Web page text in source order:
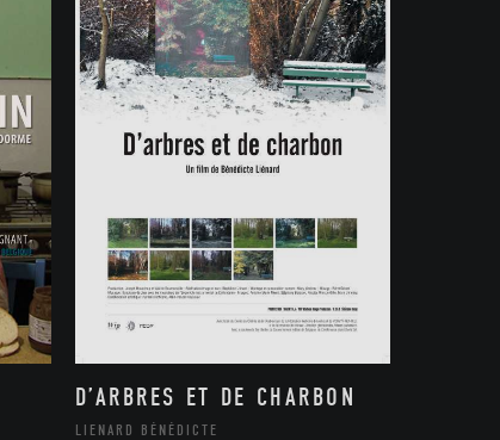
D’ARBRES ET DE CHARBON
LIENARD BÉNÉDICTE